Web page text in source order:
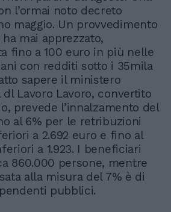
l’ormai noto decreto
maggio. Un provvedimento
mai apprezzato,
fino a 100 euro in più nelle
con redditi sotto i 35mila
sapere il ministero
dl Lavoro Lavoro, convertito
prevede l’innalzamento del
al 6% per le retribuzioni
a 2.692 euro e fino al
a 1.923. I beneficiari
860.000 persone, mentre
alla misura del 7% è di
pubblici.